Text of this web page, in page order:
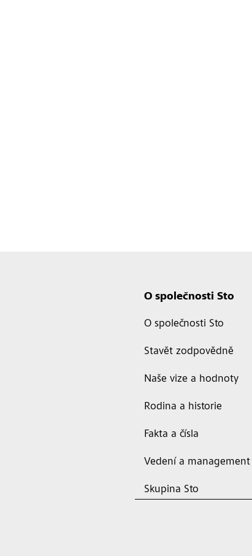
O společnosti Sto
O společnosti Sto
Stavět zodpovědně
Naše vize a hodnoty
Rodina a historie
Fakta a čísla
Vedení a management
Skupina Sto